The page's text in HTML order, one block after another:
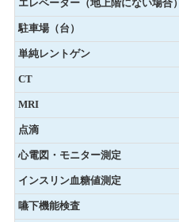
エレベーター（地上階にない場合）
駐車場（台）
単純レントゲン
CT
MRI
点滴
心電図・モニター測定
インスリン血糖値測定
嚥下機能検査